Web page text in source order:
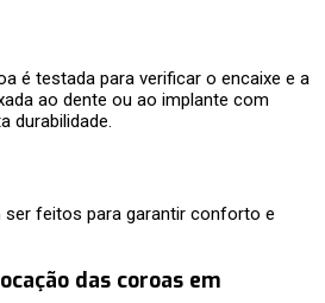
é testada para verificar o encaixe e a
ao dente ou ao implante com
durabilidade.
ser feitos para garantir conforto e
das coroas em